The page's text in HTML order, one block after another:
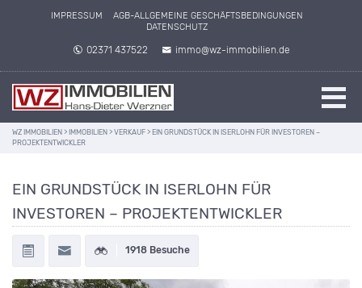
IMPRESSUM
AGB-ALLGEMEINE GESCHÄFTSBEDINGUNGEN
DATENSCHUTZ
02371 437522 immo@wz-immobilien.de
WZ IMMOBILIEN > IMMOBILIEN > VERKAUF > EIN GRUNDSTÜCK IN ISERLOHN FÜR INVESTOREN –
PROJEKTENTWICKLER
EIN GRUNDSTÜCK IN ISERLOHN FÜR
INVESTOREN – PROJEKTENTWICKLER
1918 Besuche